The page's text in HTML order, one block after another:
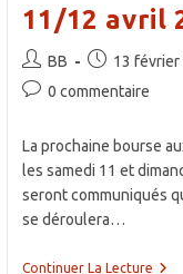
11/12 avril
Auteur/autrice
de
BB
Publication
publiée :
13 février
Commentaires
la
publication :
0 commentaire
La prochaine bourse
les samedi 11 et
seront communiqués
se déroulera…
Continuer La Lecture